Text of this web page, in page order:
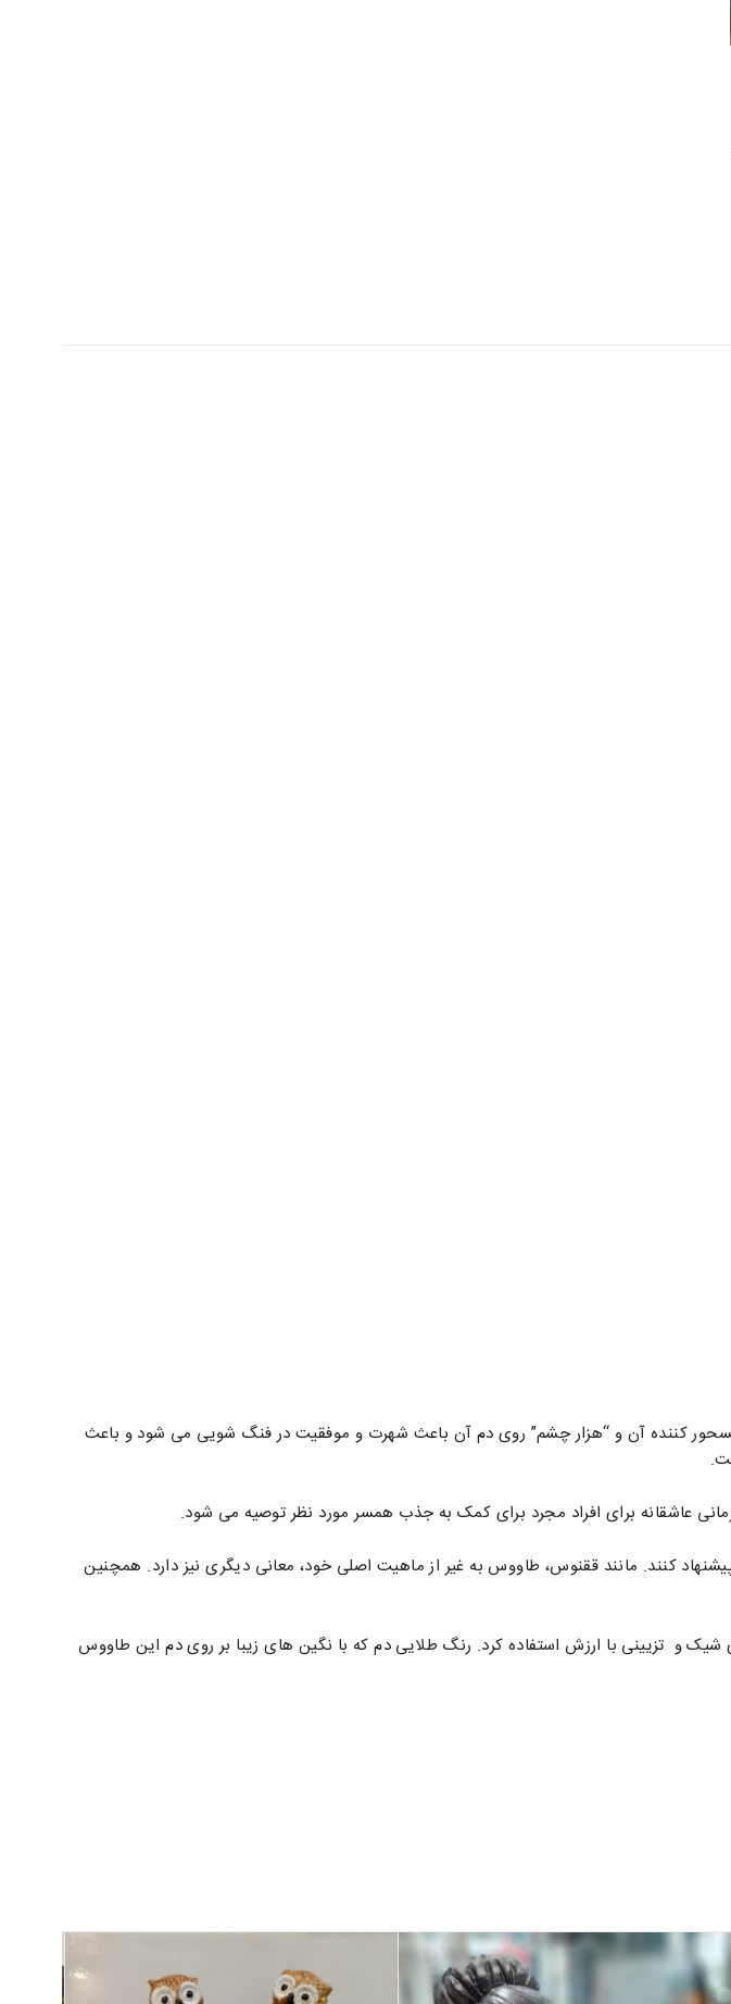
کننده آن و “هزار چشم” روی دم آن باعث شهرت و موفقیت در فنگ شویی می شود و باعث
عاشقانه برای افراد مجرد برای کمک به جذب همسر مورد نظر توصیه می شود.
کنند. مانند ققنوس، طاووس به غیر از ماهیت اصلی خود، معانی دیگری نیز دارد. همچنین
و تزیینی با ارزش استفاده کرد. رنگ طلایی دم که با نگین های زیبا بر روی دم این طاووس